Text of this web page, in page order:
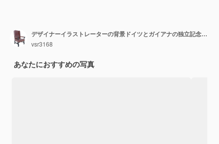
デザイナーイラストレーターの背景ドイツとガイアナの独立記念日旗
vsr3168
あなたにおすすめの写真